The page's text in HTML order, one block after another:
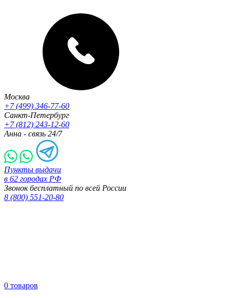
Москва
+7 (499) 346-77-60
Санкт-Петербург
+7 (812) 243-12-60
Анна - связь 24/7
Пункты выдачи
в 62 городах РФ
Звонок бесплатный по всей России
8 (800) 551-20-80
0 товаров